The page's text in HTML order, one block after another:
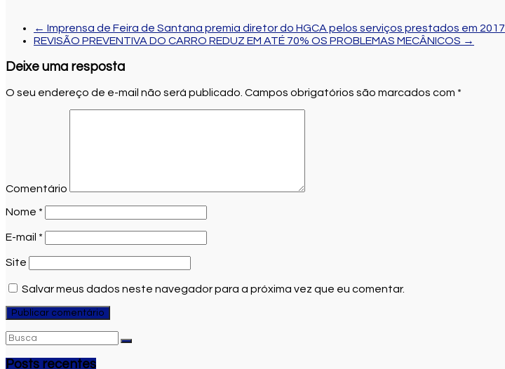
← Imprensa de Feira de Santana premia diretor do HGCA pelos serviços prestados em 2017
REVISÃO PREVENTIVA DO CARRO REDUZ EM ATÉ 70% OS PROBLEMAS MECÂNICOS →
Deixe uma resposta
O seu endereço de e-mail não será publicado. Campos obrigatórios são marcados com *
Comentário
Nome *
E-mail *
Site
Salvar meus dados neste navegador para a próxima vez que eu comentar.
Posts recentes